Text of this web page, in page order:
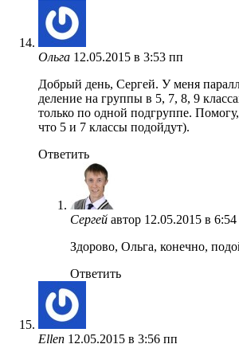
Ольга 12.05.2015 в 3:53 пп
Добрый день, Сергей. У меня
деление на группы в 5, 7, 8, 9
только по одной подгруппе.
что 5 и 7 классы подойдут).
Ответить
Сергей автор 12.05.2015 в
Здорово, Ольга, конечно,
Ответить
Ellen 12.05.2015 в 3:56 пп